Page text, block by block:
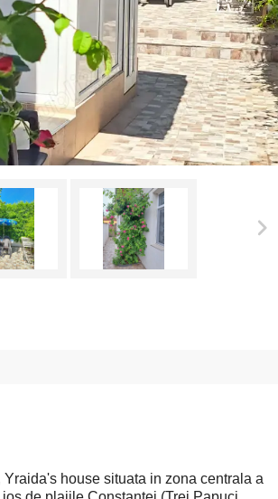
house situata in zona centrala a